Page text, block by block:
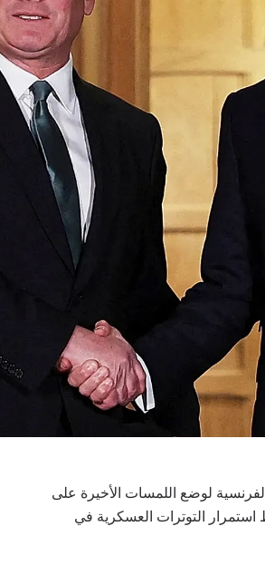
في العاصمة الفرنسية لوضع اللمسات الأخيرة على
التوترات العسكرية في